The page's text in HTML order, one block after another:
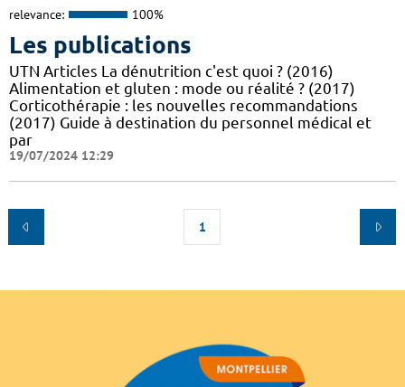
relevance: 100%
Les publications
UTN Articles La dénutrition c'est quoi ? (2016)
Alimentation et gluten : mode ou réalité ? (2017)
Corticothérapie : les nouvelles recommandations
(2017) Guide à destination du personnel médical et
par
19/07/2024 12:29
1